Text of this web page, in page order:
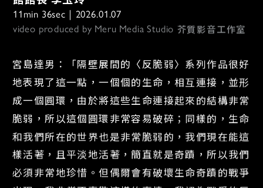
11min 36sec｜2026.01.07
video produced by Meru Media Studio 芥質影音工作室
宮島達男：「隔壁展間的〈反脆弱〉系列作品很好
地表現了這一點，一個個的生命，相互連接，並形
成一個圓環，由於將這些生命連接起來的結構非常
脆弱，所以這個圓環非常容易破碎；同樣的，生命
和我們所在的世界也是非常脆弱的，我們現在能這
樣活著，且平淡地活著，簡直就是奇蹟，所以我們
必須非常地珍惜。但偶爾會有破壞生命奇蹟的戰爭